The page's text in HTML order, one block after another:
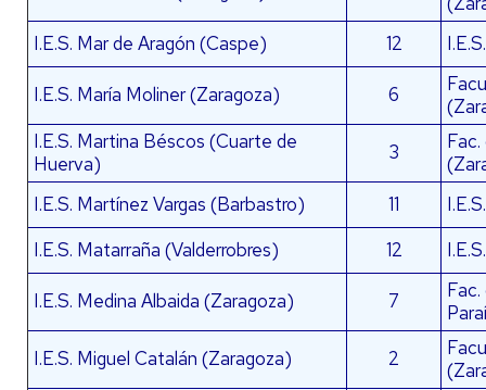
I.E.S. Mar de Aragón (Caspe)
12
I.E.S. María Moliner (Zaragoza) 6
I.E.S. Martina Béscos (Cuarte de
Huerva)
3
I.E.S. Martínez Vargas (Barbastro)
11
I.E.S. Matarraña (Valderrobres)
12
I.E.S. Medina Albaida (Zaragoza) 7
I.E.S. Miguel Catalán (Zaragoza)
2